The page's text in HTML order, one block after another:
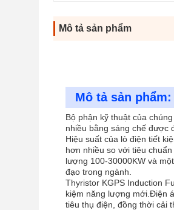
Mô tả sản phẩm
Mô tả sản phẩm:
Bộ phận kỹ thuật của
nhiều bằng sáng chế được
Hiệu suất của lò điện tiết
hơn nhiều so với tiêu
lượng 100-30000KW và
đạo trong ngành.
Thyristor KGPS Induction
kiệm năng lượng mới.Điện
tiêu thụ điện, đồng thời cải